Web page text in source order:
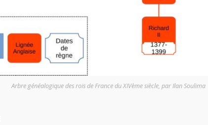
Arbre généalogique des rois de France du XIVème siècle, par Ilan Soulima